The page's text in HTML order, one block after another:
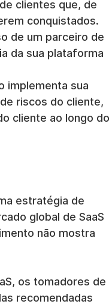
clientes que, de
conquistados.
de um parceiro de
da sua plataforma
implementa sua
riscos do cliente,
cliente ao longo do
estratégia de
global de SaaS
não mostra
os tomadores de
recomendadas